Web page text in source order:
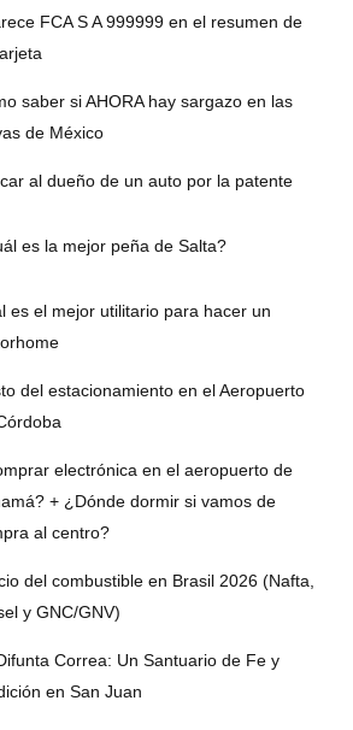
FCA S A 999999 en el resumen de
saber si AHORA hay sargazo en las
de México
al dueño de un auto por la patente
es la mejor peña de Salta?
es el mejor utilitario para hacer un
del estacionamiento en el Aeropuerto
electrónica en el aeropuerto de
+ ¿Dónde dormir si vamos de
al centro?
del combustible en Brasil 2026 (Nafta,
y GNC/GNV)
Correa: Un Santuario de Fe y
en San Juan